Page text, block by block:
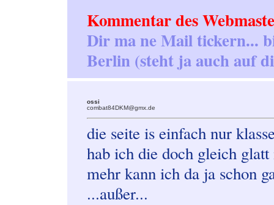
Kommentar des
Dir ma ne Mail tickern...
Berlin (steht ja auch auf
ossi
combat84DKM@gmx.de
die seite is einfach nur
hab ich die doch gleich
mehr kann ich da ja schon
...außer...